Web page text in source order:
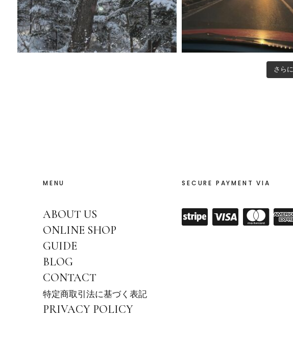
さら
MENU
ABOUT US
ONLINE SHOP
GUIDE
BLOG
CONTACT
特定商取引法に基づく表記
PRIVACY POLICY
SECURE PAYMENT VIA